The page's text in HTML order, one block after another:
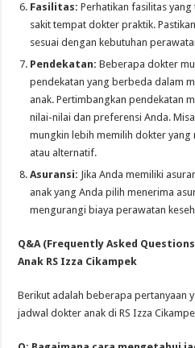
Fasilitas: Perhatikan fasilitas
sakit tempat dokter praktik.
sesuai dengan kebutuhan
Pendekatan: Beberapa dokter
pendekatan yang berbeda dalam
anak. Pertimbangkan pendekatan
nilai-nilai dan preferensi Anda.
mungkin lebih memilih dokter
atau alternatif.
Asuransi: Jika Anda memiliki
anak yang Anda pilih menerima
mengurangi biaya perawatan
Q&A (Frequently Asked
Anak RS Izza Cikampek
Berikut adalah beberapa pertanyaan
jadwal dokter anak di RS Izza